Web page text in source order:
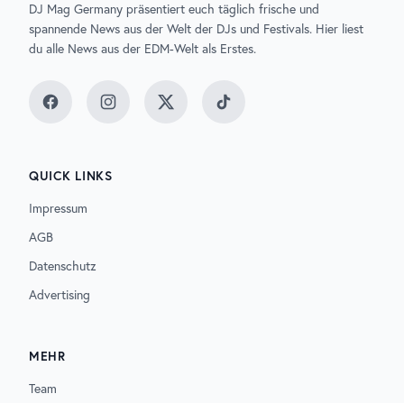
DJ Mag Germany präsentiert euch täglich frische und
spannende News aus der Welt der DJs und Festivals. Hier liest
du alle News aus der EDM-Welt als Erstes.
FacebookInstagramTwitter TikTok
QUICK LINKS
Impressum
AGB
Datenschutz
Advertising
MEHR
Team